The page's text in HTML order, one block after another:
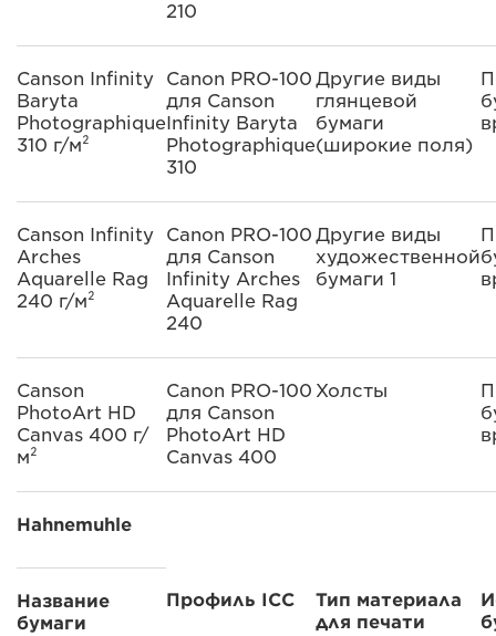
210
Canson Infinity
Baryta
Photographique
310 г/м²
Canon PRO-100
для Canson
Infinity Baryta
Photographique
310
Другие виды
глянцевой
бумаги
(широкие поля)
Canson Infinity
Arches
Aquarelle Rag
240 г/м²
Canon PRO-100
для Canson
Infinity Arches
Aquarelle Rag
240
Другие виды
художественной
бумаги 1
Canson
PhotoArt HD
Canvas 400 г/
м²
Canon PRO-100
для Canson
PhotoArt HD
Canvas 400
Холсты
Hahnemuhle
Название
бумаги
Профиль ICC
Тип материала
для печати